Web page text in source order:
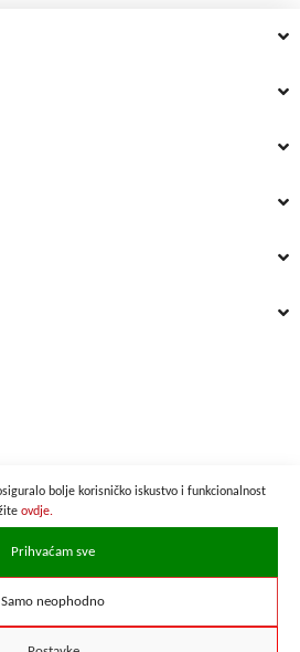
bolje korisničko iskustvo i funkcionalnost
ovdje.
Prihvaćam sve
Samo neophodno
po službenom tečaju u iznosu od
= 7,53450 HRK